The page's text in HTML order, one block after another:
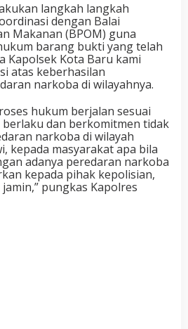
langkah langkah
dengan Balai
Makanan (BPOM) guna
barang bukti yang telah
Kapolsek Kota Baru kami
atas keberhasilan
narkoba di wilayahnya.
hukum berjalan sesuai
dan berkomitmen tidak
narkoba di wilayah
kepada masyarakat apa bila
adanya peredaran narkoba
kepada pihak kepolisian,
pungkas Kapolres